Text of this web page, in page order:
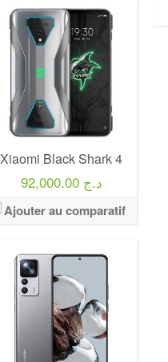
Xiaomi Black Shark 4
92,000.00 د.ج
Ajouter au comparatif